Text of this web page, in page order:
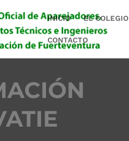
INICIO EL COLEGIO
CONTACTO